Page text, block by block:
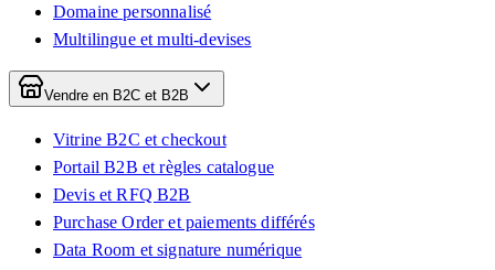
Domaine personnalisé
Multilingue et multi-devises
Vendre en B2C et B2B
Vitrine B2C et checkout
Portail B2B et règles catalogue
Devis et RFQ B2B
Purchase Order et paiements différés
Data Room et signature numérique